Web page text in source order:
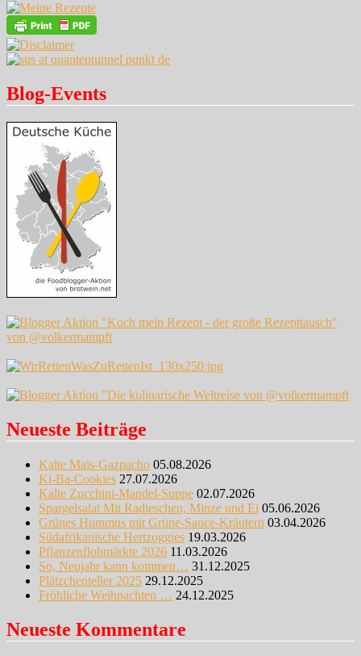
Blog-Events
Neueste Beiträge
Kalte Mais-Gazpacho 05.08.2026
Ki-Ba-Cookies 27.07.2026
Kalte Zucchini-Mandel-Suppe 02.07.2026
Spargelsalat Mit Radieschen, Minze und Ei 05.06.2026
Grünes Hummus mit Grüne-Sauce-Kräutern 03.04.2026
Südafrikanische Hertzoggies 19.03.2026
Pflanzenflohmärkte 2026 11.03.2026
So, Neujahr kann kommen… 31.12.2025
Plätzchenteller 2025 29.12.2025
Fröhliche Weihnachten … 24.12.2025
Neueste Kommentare